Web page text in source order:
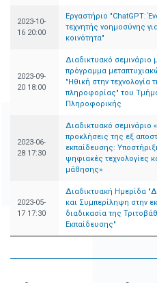
2023-10-
16 20:00
Εργαστήριο "ChatGPT:
τεχνητής νοημοσύνης
κοινότητα"
2023-09-
20 18:00
Διαδικτυακό σεμινάριο
πρόγραμμα
"Ηθική στην τεχνολογία
πληροφορίας" του
Πληροφορικής
2023-06-
28 17:30
Διαδικτυακό σεμινάριο
προκλήσεις της εξ
εκπαίδευσης:
ψηφιακές τεχνολογίες
μάθησης»
2023-05-
17 17:30
Διαδικτυακή Ημερίδα
και Συμπερίληψη στην
διαδικασία της
Εκπαίδευσης"